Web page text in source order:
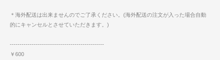
＊海外配送は出来ませんのでご了承ください。(海外配送の注文が入った場合自動
的にキャンセルとさせていただきます。)
------------------------------------------------
￥600